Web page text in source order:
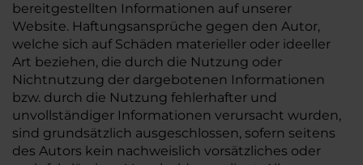
bereitgestellten Informationen auf unserer
Website. Haftungsansprüche gegen den Autor,
welche sich auf Schäden materieller oder ideeller
Art beziehen, die durch die Nutzung oder
Nichtnutzung der dargebotenen Informationen
bzw. durch die Nutzung fehlerhafter und
unvollständiger Informationen verursacht wurden,
sind grundsätzlich ausgeschlossen, sofern seitens
des Autors kein nachweislich vorsätzliches oder